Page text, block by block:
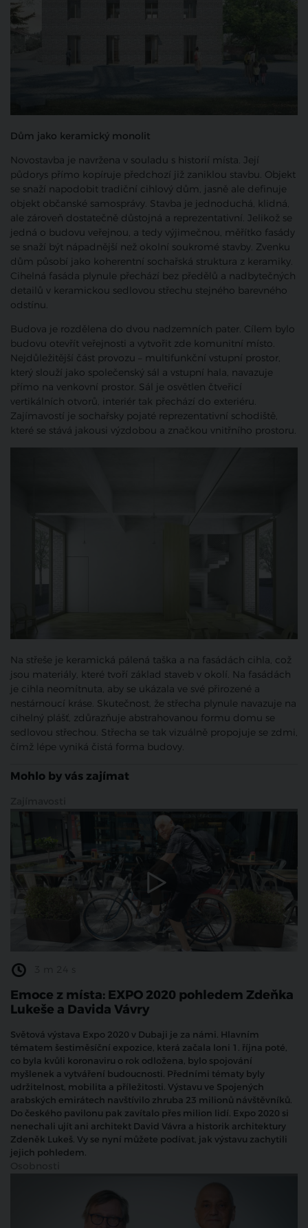
Dům jako keramický monolit
Novostavba je navržena v souladu s historií místa. Její
půdorys přímo kopíruje předchozí již zaniklou stavbu. Objekt
se snaží napodobit tradiční cihlový dům, jasně ale definuje
objekt občanské samosprávy. Stavba je jednoduchá, klidná,
ale zároveň dostatečně důstojná a reprezentativní. Jelikož se
jedná o budovu veřejnou, a tedy výjimečnou, měřítko fasády
se snaží být nápadnější než okolní soukromé stavby. Zvenku
dům působí jako koherentní sochařská struktura z keramiky.
Cihelná fasáda plynule přechází bez předělů a nadbytečných
detailů v keramickou sedlovou střechu stejného barevného
odstínu.
Budova je rozdělena do dvou nadzemních pater. Cílem bylo
budovu otevřít veřejnosti a vytvořit zde komunitní místo.
Nejdůležitější část provozu – multifunkční vstupní prostor,
který slouží jako společenský sál a vstupní hala, navazuje
přímo na venkovní prostor. Sál je osvětlen čtveřicí
vertikálních otvorů, interiér tak přechází do exteriéru.
Zajímavostí je sochařsky pojaté reprezentativní schodiště,
které se stává jakousi výzdobou a značkou vnitřního prostoru.
Na střeše je keramická pálená taška a na fasádách cihla, což
jsou materiály, které tvoří základ staveb v okolí. Na fasádách
je cihla neomítnuta, aby se ukázala ve své přirozené a
nestárnoucí kráse. Skutečnost, že střecha plynule navazuje na
cihelný plášť, zdůrazňuje abstrahovanou formu domu se
sedlovou střechou. Střecha se tak vizuálně propojuje se zdmi,
čímž lépe vyniká čistá forma budovy.
Mohlo by vás zajímat
Emoce z místa: EXPO 2020 pohledem Zdeňka
Lukeše a Davida Vávry
Světová výstava Expo 2020 v Dubaji je za námi. Hlavním
tématem šestiměsíční expozice, která začala loni 1. října poté,
co byla kvůli koronaviru o rok odložena, bylo spojování
myšlenek a vytváření budoucnosti. Předními tématy byly
udržitelnost, mobilita a příležitosti. Výstavu ve Spojených
arabských emirátech navštívilo zhruba 23 milionů návštěvníků.
Do českého pavilonu pak zavítalo přes milion lidí. Expo 2020 si
nenechali ujít ani architekt David Vávra a historik architektury
Zdeněk Lukeš. Vy se nyní můžete podívat, jak výstavu zachytili
jejich pohledem.